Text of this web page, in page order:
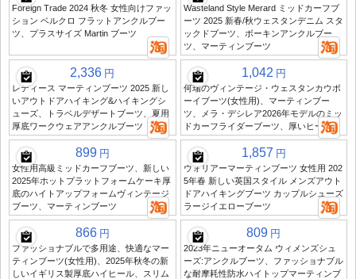
Foreign Trade 2024 秋冬 女性向けファッ
ション ベルクロ フラットアンクルブー
ツ、プラスサイズ Martin ブーツ
Wasteland Style Merard ミッドカーフブ
ーツ 2025 新春/秋ウェスタンデニム スタ
ックドブーツ、ボーキンアンクルブー
ツ、マーティンブーツ
2,336 円
レディース マーティンブーツ 2025 新し
いアウトドアハイキング&ハイキングシ
ューズ、トラベルデザートブーツ、夏用
厚底ワークウェアアンクルブーツ
1,042 円
何瑞のヴィンテージ・ウェスタンカウボ
ーイブーツ(女性用)、マーティンブー
ツ、メラ・デシレア2026年モデルのミッ
ドカーフライダーブーツ、厚いヒール
899 円
女性用高級ミッドカーフブーツ、新しい
2025年ホットプラットフォームケーキ厚
底のハイトアップフォームヴィンテージ
ブーツ、マーティンブーツ
1,857 円
ウォリアーマーティンブーツ 女性用 202
5年春 新しい英国スタイル メンズアウト
ドアハイキングブーツ カップルシューズ
ラージイエローブーツ
866 円
ファッショナブルで多用途、快適なマー
ティンブーツ(女性用)、2025年秋冬の新
しいイギリス製厚底ハイヒール、スリム
809 円
2023年ニューオータム ウィメンズシュ
ーズ:アンクルブーツ、ファッショナブル
な耐摩耗性防水ハイトップマーティンブ